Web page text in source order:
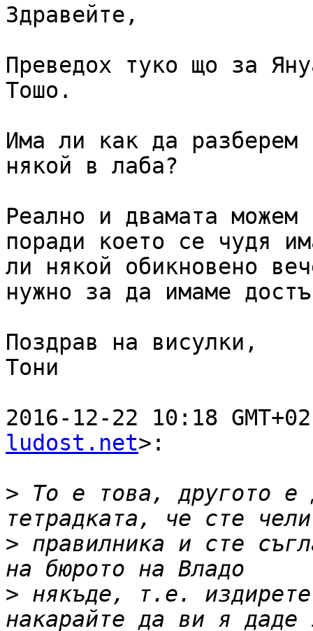
Здравейте,
Преведох туко що за
Тошо.
Има ли как да разберем
някой в лаба?
Реално и двамата
поради което се чудя
ли някой обикновено
нужно за да имаме
Поздрав на висулки,
Тони
2016-12-22 10:18
ludost.net>:
> То е това, другото е
> правилника и сте
> някъде, т.е.